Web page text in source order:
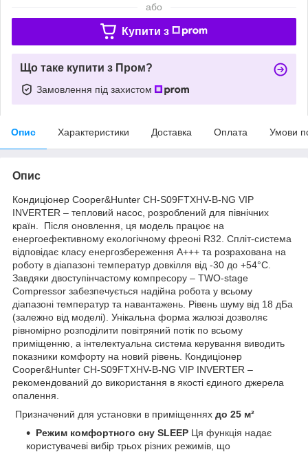
або
Купити з
Що таке купити з Пром?
Замовлення під захистом
Опис Характеристики Доставка Оплата Умови
Опис
Кондиціонер Cooper&Hunter CH-S09FTXHV-B-NG VIP
INVERTER – тепловий насос, розроблений для північних
країн. Після оновлення, ця модель працює на
енергоефективному екологічному фреоні R32. Спліт-система
відповідає класу енергозбереження A+++ та розрахована на
роботу в діапазоні температур довкілля від -30 до +54°С.
Завдяки двоступінчастому компресору – TWO-stage
Compressor забезпечується надійна робота у всьому
діапазоні температур та навантажень. Рівень шуму від 18 дБа
(залежно від моделі). Унікальна форма жалюзі дозволяє
рівномірно розподілити повітряний потік по всьому
приміщенню, а інтелектуальна система керування виводить
показники комфорту на новий рівень. Кондиціонер
Cooper&Hunter CH-S09FTXHV-B-NG VIP INVERTER –
рекомендований до використання в якості єдиного джерела
опалення.
Призначений для установки в приміщеннях до 25 м²
Режим комфортного сну SLEEP Ця функція надає
користувачеві вибір трьох різних режимів, що